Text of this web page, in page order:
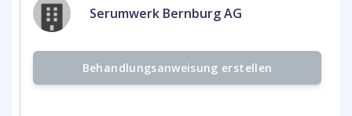
Serumwerk Bernburg AG
Behandlungsanweisung erstellen